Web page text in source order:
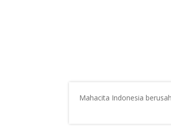
Mahacita Indonesia